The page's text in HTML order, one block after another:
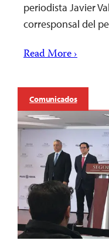
periodista Javier
corresponsal del
Read More ›
Comunicados